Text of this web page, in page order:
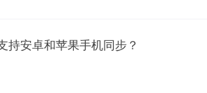
持安卓和苹果手机同步？